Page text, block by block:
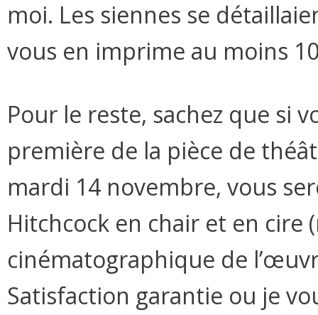
moi. Les siennes se
vous en imprime au moins
Pour le reste, sachez que si
première de la pièce de
mardi 14 novembre, vous
Hitchcock en chair et en cire
cinématographique de
Satisfaction garantie ou je